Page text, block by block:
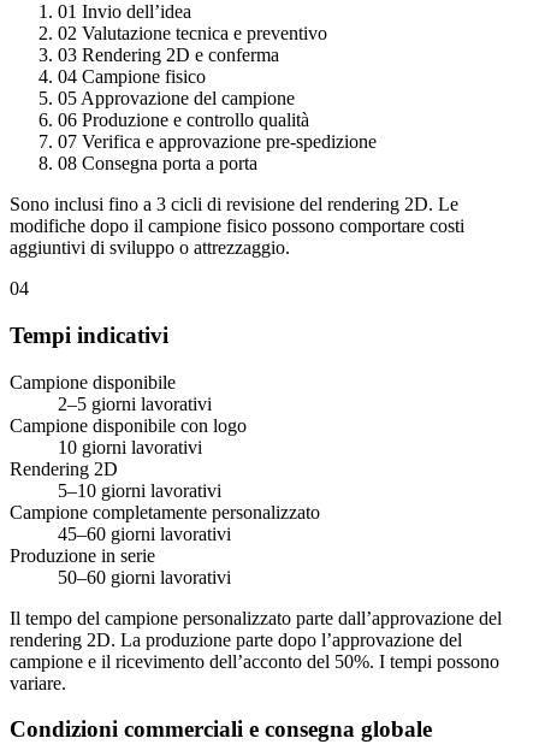
01 Invio dell’idea
02 Valutazione tecnica e preventivo
03 Rendering 2D e conferma
04 Campione fisico
05 Approvazione del campione
06 Produzione e controllo qualità
07 Verifica e approvazione pre-spedizione
08 Consegna porta a porta
Sono inclusi fino a 3 cicli di revisione del rendering 2D. Le
modifiche dopo il campione fisico possono comportare costi
aggiuntivi di sviluppo o attrezzaggio.
04
Tempi indicativi
Campione disponibile
2–5 giorni lavorativi
Campione disponibile con logo
10 giorni lavorativi
Rendering 2D
5–10 giorni lavorativi
Campione completamente personalizzato
45–60 giorni lavorativi
Produzione in serie
50–60 giorni lavorativi
Il tempo del campione personalizzato parte dall’approvazione del
rendering 2D. La produzione parte dopo l’approvazione del
campione e il ricevimento dell’acconto del 50%. I tempi possono
variare.
Condizioni commerciali e consegna globale